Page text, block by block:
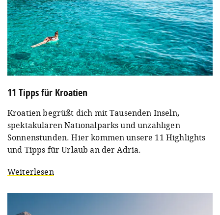
11 Tipps für Kroatien
Kroatien begrüßt dich mit Tausenden Inseln,
spektakulären Nationalparks und unzähligen
Sonnenstunden. Hier kommen unsere 11 Highlights
und Tipps für Urlaub an der Adria.
Weiterlesen